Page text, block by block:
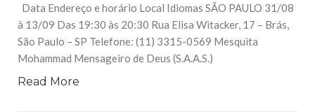
Data Endereço e horário Local Idiomas SÃO PAULO 31/08
à 13/09 Das 19:30 às 20:30 Rua Elisa Witacker, 17 – Brás,
São Paulo – SP Telefone: (11) 3315-0569 Mesquita
Mohammad Mensageiro de Deus (S.A.A.S.)
Read More